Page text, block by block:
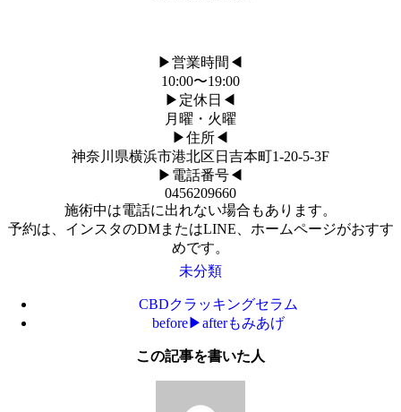
▶︎営業時間◀︎
10:00〜19:00
▶︎定休日◀︎
月曜・火曜
▶︎住所◀︎
神奈川県横浜市港北区日吉本町1-20-5-3F
▶︎電話番号◀︎
0456209660
施術中は電話に出れない場合もあります。
予約は、インスタのDMまたはLINE、ホームページがおすす
めです。
未分類
CBDクラッキングセラム
before▶︎afterもみあげ
この記事を書いた人